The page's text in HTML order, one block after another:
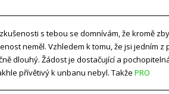
s tebou se domnívám, že kromě
neměl. Vzhledem k tomu, že jsi jedním
dlouhý. Žádost je dostačující a
přívětivý k unbanu nebyl. Takže PRO